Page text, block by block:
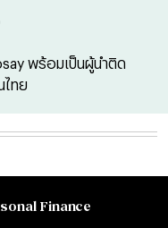
พร้อมเป็นผู้นำติด
ทย
Finance